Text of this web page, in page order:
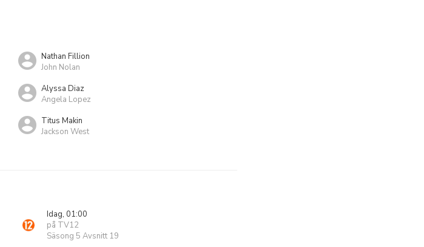
Nathan Fillion
John Nolan
Alyssa Diaz
Angela Lopez
Titus Makin
Jackson West
Idag, 01:00
på TV12
Säsong 5 Avsnitt 19